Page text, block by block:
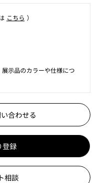
こちら ）
示品のカラーや仕様につ
合わせる
登録
相談